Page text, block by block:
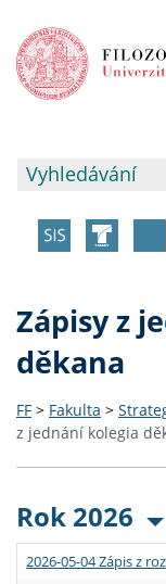
Zápisy z
děkana
FF > Fakulta >
z jednání kolegia
Rok 2026
2026-05-04 Zápis z